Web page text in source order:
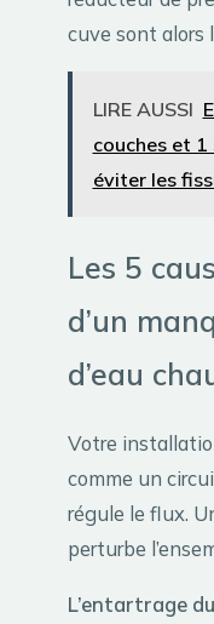
cuve sont alors
LIRE AUSSI
couches et
éviter les
Les 5
d’un
d’eau
Votre
comme un
régule le flux.
perturbe
L’entartrage